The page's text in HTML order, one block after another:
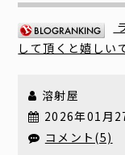
して頂くと嬉しい
溶射屋
2026年01月
コメント(5)